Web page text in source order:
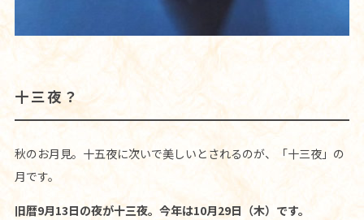
十三夜？
秋のお月見。十五夜に次いで美しいとされるのが、「十三夜」の
月です。
旧暦9月13日の夜が十三夜。今年は10月29日（木）です。